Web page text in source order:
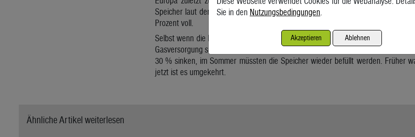
Speicher laut der Austrian Gas Grid Management zu knapp 70
Prozent voll.
Selbst wenn die Kältewelle länger andauern sollte, sei Europas
Gasversorgung sichergestellt. Im März könnte der Füllstand auf
30 % sinken, im Sommer müssten die Speicher wieder befüllt werden. Früher
jetzt ist es umgekehrt.
Ähnliche Artikel weiterlesen
Sie in den Nutzungsbedingungen.
Akzeptieren Ablehnen